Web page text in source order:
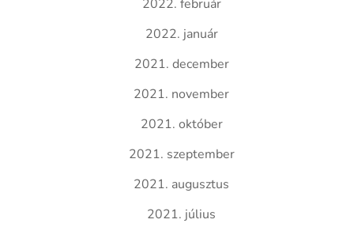
2022. február
2022. január
2021. december
2021. november
2021. október
2021. szeptember
2021. augusztus
2021. július